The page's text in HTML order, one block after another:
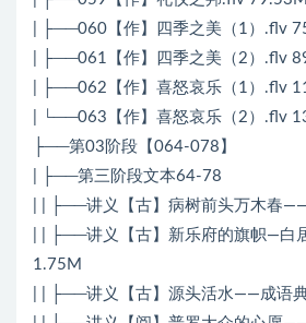
| ├──060【作】四季之美（1）.flv
| ├──061【作】四季之美（2）.flv
| ├──062【作】喜怒哀乐（1）.flv
| └──063【作】喜怒哀乐（2）.flv
├──第03阶段【064-078】
| ├──第三阶段文本64-78
| | ├──讲义【古】病树前头万木春
| | ├──讲义【古】新乐府的旗帜―白
1.75M
| | ├──讲义【古】源头活水——成语